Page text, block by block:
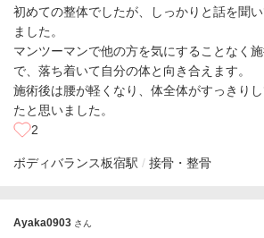
初めての整体でしたが、しっかりと話を聞
ました。
マンツーマンで他の方を気にすることなく
で、落ち着いて自分の体と向き合えます。
施術後は腰が軽くなり、体全体がすっきり
たと思いました。
2
ボディバランス板宿駅 接骨・整骨
Ayaka0903 さん